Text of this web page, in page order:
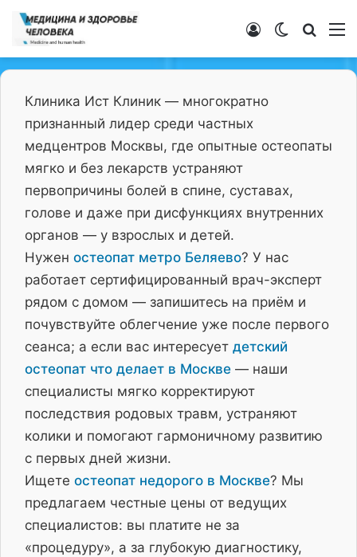
Switch skin
Войти
Клиника Ист Клиник — многократно
признанный лидер среди частных
медцентров Москвы, где опытные остеопаты
мягко и без лекарств устраняют
первопричины болей в спине, суставах,
голове и даже при дисфункциях внутренних
органов — у взрослых и детей.
Нужен остеопат метро Беляево? У нас
работает сертифицированный врач-эксперт
рядом с домом — запишитесь на приём и
почувствуйте облегчение уже после первого
сеанса; а если вас интересует детский
остеопат что делает в Москве — наши
специалисты мягко корректируют
последствия родовых травм, устраняют
колики и помогают гармоничному развитию
с первых дней жизни.
Ищете остеопат недорого в Москве? Мы
предлагаем честные цены от ведущих
специалистов: вы платите не за
«процедуру», а за глубокую диагностику,